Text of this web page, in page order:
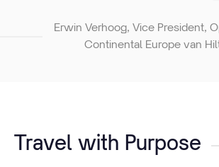
Erwin Verhoog, Vice President,
Continental Europe van
Travel with Purpose